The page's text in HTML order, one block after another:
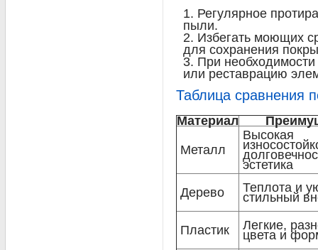
Регулярное
пыли.
Избегать моющих
для сохранения
При
или реставрацию
Таблица сравнения
Материал
Металл
Высокая
эстетика
Дерево
Теплота и
стильный
Пластик Легкие,
цвета и